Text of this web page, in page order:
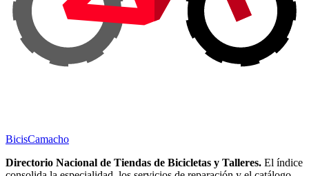
BicisCamacho
Directorio Nacional de Tiendas de Bicicletas y Talleres. El índice